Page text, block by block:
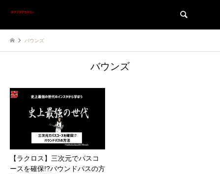
バウンズ
バウンズ
【ラクロス】三次元でパスコ
ースを確保!?バウンドパスの方